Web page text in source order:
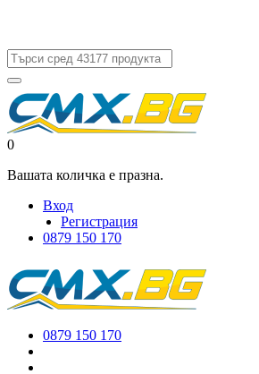
0
Вашата количка е празна.
Вход
Регистрация
0879 150 170
0879 150 170